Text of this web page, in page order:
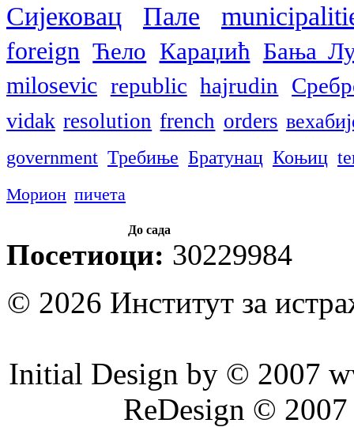
Сијековац
Пале
foreign Ћело Караџић Бања
milosevic republic hajrudin
vidak resolution french orders
government Требиње Братунац Коњиц
Морион пичета
До сада
Посетиоци: 30229984
© 2026 Институт за
Initial Design by © 2007
ReDesign ©